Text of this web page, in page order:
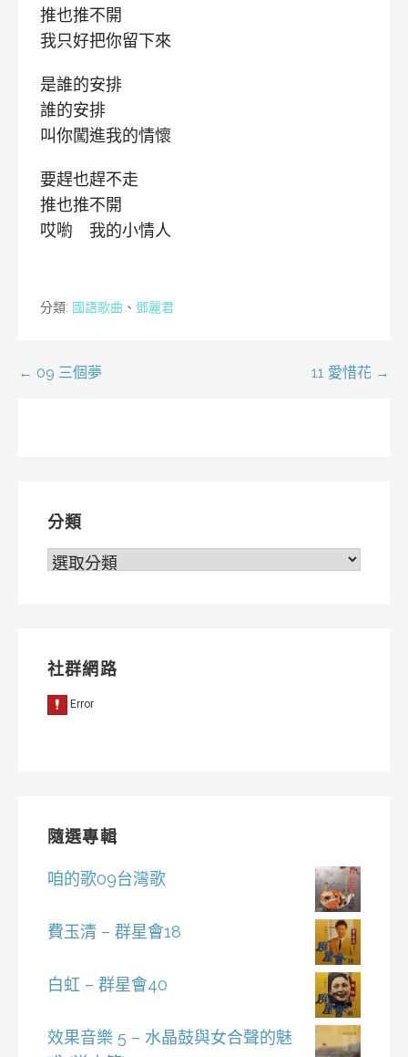
推也推不開
我只好把你留下來
是誰的安排
誰的安排
叫你闖進我的情懷
要趕也趕不走
推也推不開
哎喲 我的小情人
分類: 國語歌曲 、 鄧麗君
文← 09 三個夢 11 愛惜花 →
分類
分
社群網路
隨選專輯
咱的歌09台灣歌
費玉清 – 群星會18
白虹 – 群星會40
效果音樂 5 – 水晶鼓與女合聲的魅